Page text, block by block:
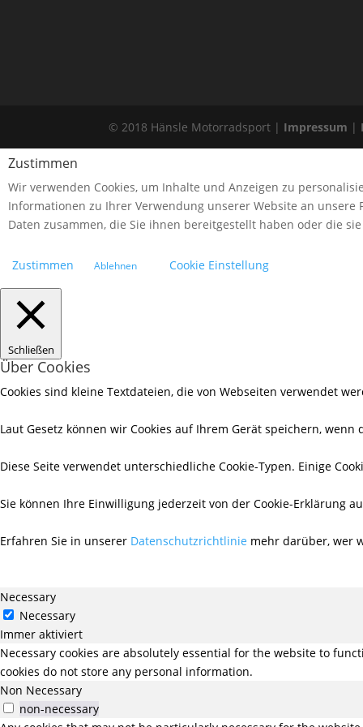
© 2018 Hänsle Motorradsport | Impressum |
Zustimmen
Wir verwenden Cookies, um Inhalte und Anzeigen zu
Informationen zu Ihrer Verwendung unserer Website an
Daten zusammen, die Sie ihnen bereitgestellt haben oder die
Zustimmen Ablehnen Cookie Einstellung
Schließen
Über Cookies
Cookies sind kleine Textdateien, die von Webseiten verwendet
Laut Gesetz können wir Cookies auf Ihrem Gerät speichern,
Diese Seite verwendet unterschiedliche Cookie-Typen. Einige
Sie können Ihre Einwilligung jederzeit von der Cookie-Erklärung
Erfahren Sie in unserer Datenschutzrichtlinie mehr darüber, wer
Necessary
Necessary
Immer aktiviert
Necessary cookies are absolutely essential for the website to
cookies do not store any personal information.
Non Necessary
non-necessary